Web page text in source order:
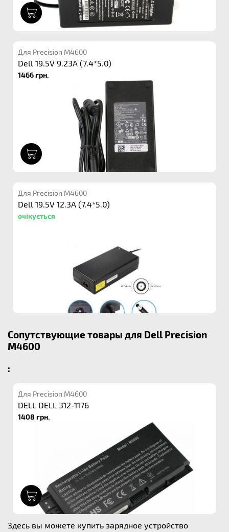
Для Precision M4600
Dell 19.5V 9.23A (7.4*5.0)
1466 грн.
Для Precision M4600
Dell 19.5V 12.3A (7.4*5.0)
очікується
Сопутствующие товары для Dell Precision
M4600
:
Для Precision M4600
DELL DELL 312-1176
1408 грн.
Здесь вы можете купить зарядное устройство